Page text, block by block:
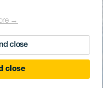
→
close
close